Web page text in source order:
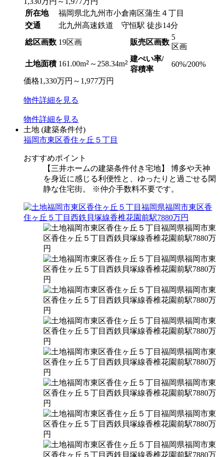
所在地
福岡県北九州市小倉南区蒲生４丁目
交通
北九州高速鉄道 守恒駅 徒歩14分
総区画数 19区画 販売区画数
5
区画
土地面積 161.00m2 ～258.34m2 建ぺい率/
容積率
60%/200%
価格1,330万円 ～ 1,977万円
物件詳細を見る
物件詳細を見る
土地 (建築条件付)
福岡市東区香住ヶ丘５丁目
おすすめポイント
【三井ホームの建築条件付き宅地】 博多や天神
を身近に感じる利便性と、ゆったりと過ごせる閑
静な住宅街。 ※仲介手数料不要です。